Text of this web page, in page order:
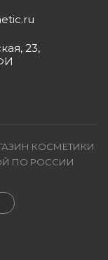
23,
КОСМЕТИКИ
ПО РОССИИ